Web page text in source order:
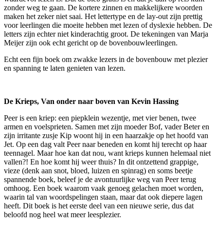
zonder weg te gaan. De kortere zinnen en makkelijkere woorden
maken het zeker niet saai. Het lettertype en de lay-out zijn prettig
voor leerlingen die moeite hebben met lezen of dyslexie hebben. De
letters zijn echter niet kinderachtig groot. De tekeningen van Marja
Meijer zijn ook echt gericht op de bovenbouwleerlingen.
Echt een fijn boek om zwakke lezers in de bovenbouw met plezier
en spanning te laten genieten van lezen.
De Krieps, Van onder naar boven van Kevin Hassing
Peer is een kriep: een piepklein wezentje, met vier benen, twee
armen en voelsprieten. Samen met zijn moeder Bof, vader Beter en
zijn irritante zusje Kip woont hij in een haarzakje op het hoofd van
Jet. Op een dag valt Peer naar beneden en komt hij terecht op haar
teennagel. Maar hoe kan dat nou, want krieps kunnen helemaal niet
vallen?! En hoe komt hij weer thuis? In dit ontzettend grappige,
vieze (denk aan snot, bloed, luizen en spinrag) en soms beetje
spannende boek, beleef je de avontuurlijke weg van Peer terug
omhoog. Een boek waarom vaak genoeg gelachen moet worden,
waarin tal van woordspelingen staan, maar dat ook diepere lagen
heeft. Dit boek is het eerste deel van een nieuwe serie, dus dat
beloofd nog heel wat meer leesplezier.